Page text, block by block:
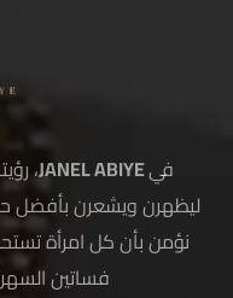
فيJANEL ABIYE
،
ليظهرن ويشعرن بأفضل
نؤمن بأن كل امرأة
فساتين